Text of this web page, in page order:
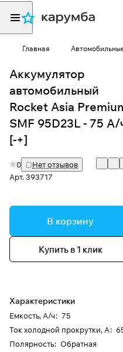
Главная
Аккумулятор
автомобильный
Rocket Asia
SMF 95D23L - 75 А/
[-+]
0
Нет отзывов
Арт.393717
В корзину
Купить в 1 клик
Характеристики
Емкость, А/ч: 75
Ток холодной прокрутки, А:
Полярность: Обратная